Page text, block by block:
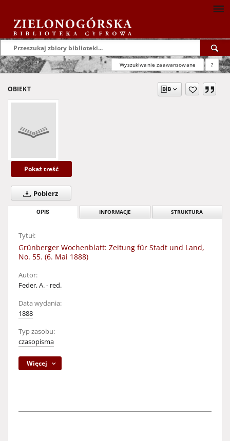
Wyszukiwanie zaawansowane ?
OBIEKT
Pokaż treść
Pobierz
OPIS INFORMACJE STRUKTURA
Tytuł:
Grünberger Wochenblatt: Zeitung für Stadt und Land,
No. 55. (6. Mai 1888)
Autor:
Feder, A. - red.
Data wydania:
1888
Typ zasobu:
czasopisma
Więcej